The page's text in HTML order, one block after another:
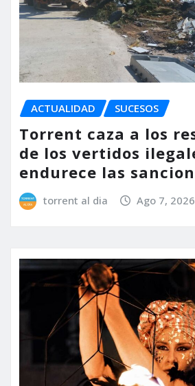
ACTUALIDAD SUCESOS
Torrent caza a los
de los vertidos
endurece las
torrent al dia Ago 7, 2026